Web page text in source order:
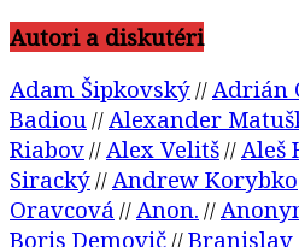
Autori a diskutéri
Adam Šipkovský//Adrián
Badiou//Alexander
Riabov//Alex Velitš//Aleš
Siracký//Andrew Korybko
Oravcová //Anon. //
Boris Demovič//Branislav